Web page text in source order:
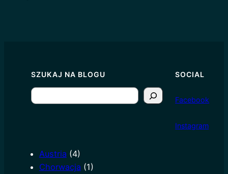
SZUKAJ NA BLOGU
S
e
SOCIAL
Facebook
Instagram
Austria (4)
Chorwacja (1)